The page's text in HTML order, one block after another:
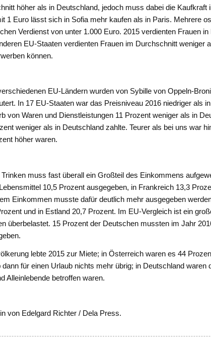
höher als in Deutschland, jedoch muss dabei die Kaufkraft
1 Euro lässt sich in Sofia mehr kaufen als in Paris. Mehrere
Verdienst von unter 1.000 Euro. 2015 verdienten Frauen
EU-Staaten verdienten Frauen im Durchschnitt weniger
können.
EU-Ländern wurden von Sybille von Oppeln-
In 17 EU-Staaten war das Preisniveau 2016 niedriger als
von Waren und Dienstleistungen 11 Prozent weniger als in
weniger als in Deutschland zahlte. Teurer als bei uns war
höher waren.
muss fast überall ein Großteil des Einkommens
10,5 Prozent ausgegeben, in Frankreich 13,3
Einkommen musste dafür deutlich mehr ausgegeben
und in Estland 20,7 Prozent. Im EU-Vergleich ist ein
überbelastet. 15 Prozent der Deutschen mussten im Jahr
lebte 2015 zur Miete; in Österreich waren es 44
für einen Urlaub nichts mehr übrig; in Deutschland waren
Alleinlebende betroffen waren.
von Edelgard Richter / Dela Press.